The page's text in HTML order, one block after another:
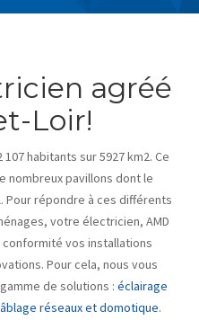
DEVIS agréé
Loir!
habitants sur 5927 km2. Ce
pavillons dont le
répondre à ces différents
votre électricien, AMD
vos installations
Pour cela, nous vous
de solutions : éclairage
réseaux et domotique.